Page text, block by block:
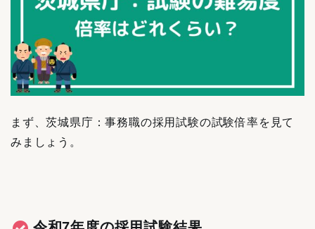
まず、茨城県庁：事務職の採用試験の試験倍率を見て
みましょう。